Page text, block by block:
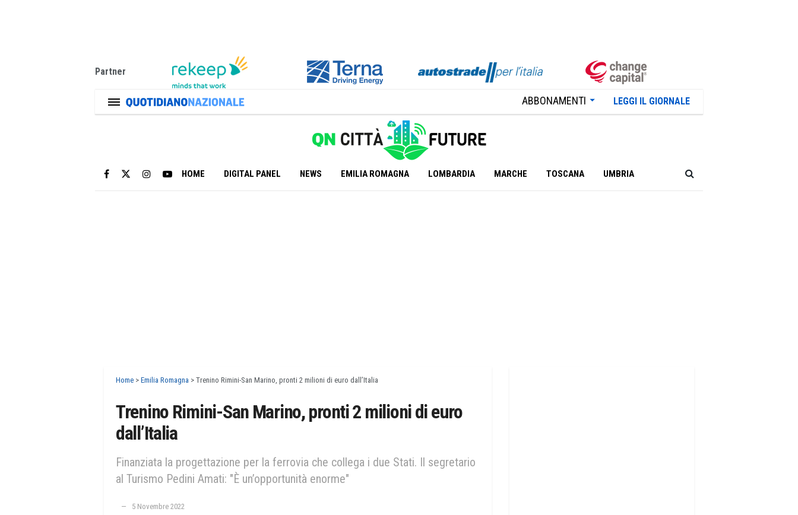
Partner
ABBONAMENTI LEGGI IL GIORNALE
HOME DIGITAL PANEL NEWS EMILIA ROMAGNA LOMBARDIA MARCHE TOSCANA UMBRIA
Home > Emilia Romagna > Trenino Rimini-San Marino, pronti 2 milioni di euro dall’Italia
Trenino Rimini-San Marino, pronti 2 milioni di euro
dall’Italia
Finanziata la progettazione per la ferrovia che collega i due Stati. Il segretario
al Turismo Pedini Amati: "È un’opportunità enorme"
5 Novembre 2022